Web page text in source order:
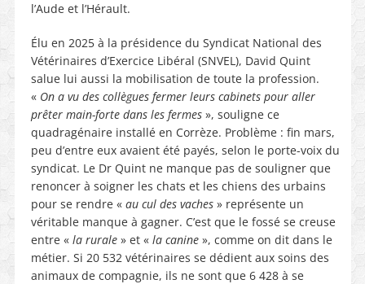
l’Aude et l’Hérault.
Élu en 2025 à la présidence du Syndicat National des
Vétérinaires d’Exercice Libéral (SNVEL), David Quint
salue lui aussi la mobilisation de toute la profession.
« On a vu des collègues fermer leurs cabinets pour aller
prêter main-forte dans les fermes», souligne ce
quadragénaire installé en Corrèze. Problème : fin mars,
peu d’entre eux avaient été payés, selon le porte-voix du
syndicat. Le Dr Quint ne manque pas de souligner que
renoncer à soigner les chats et les chiens des urbains
pour se rendre « au cul des vaches» représente un
véritable manque à gagner. C’est que le fossé se creuse
entre « la rurale» et « la canine», comme on dit dans le
métier. Si 20 532 vétérinaires se dédient aux soins des
animaux de compagnie, ils ne sont que 6 428 à se